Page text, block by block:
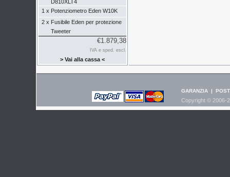
D810XLT4
1 x Potenziometro Eden W10K
2 x Fusibile Eden per protezione
Tweeter
€1.879,38
IVA e sped. escl.
> Vai alla cassa <
GARANZIA |
Copyright © 2006-